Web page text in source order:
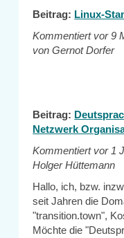
Beitrag: Linux-
Kommentiert vor9
von Gernot Dorfer
Beitrag:
Netzwerk
Kommentiert vor 1
Holger Hüttemann
Hallo, ich, bzw.
seit Jahren die
"transition.town",
Möchte die